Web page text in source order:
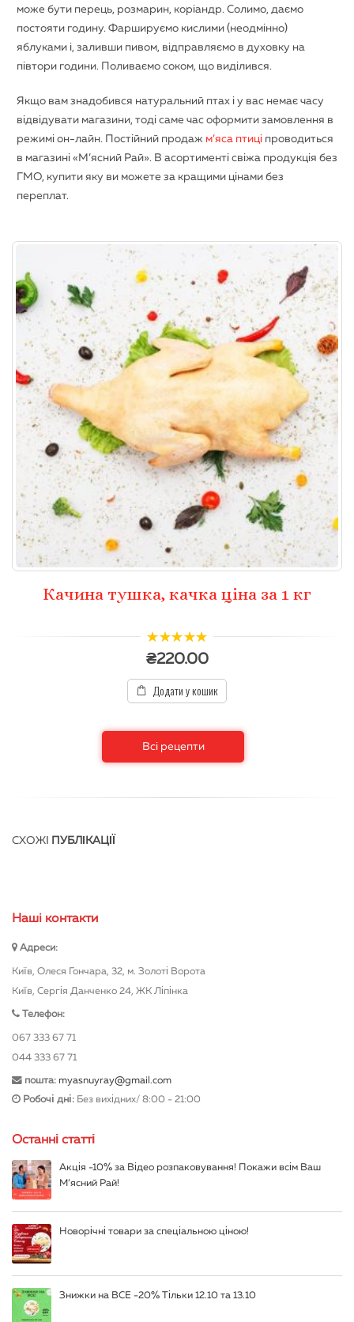
може бути перець, розмарин, коріандр. Солимо, даємо
постояти годину. Фаршируємо кислими (неодмінно)
яблуками і, заливши пивом, відправляємо в духовку на
півтори години. Поливаємо соком, що виділився.
Якщо вам знадобився натуральний птах і у вас немає часу
відвідувати магазини, тоді саме час оформити замовлення в
режимі он-лайн. Постійний продаж м’яса птиці проводиться
в магазині «М’ясний Рай». В асортименті свіжа продукція без
ГМО, купити яку ви можете за кращими цінами без
переплат.
Качина тушка, качка ціна за 1 кг
4.93з 5
₴220.00
Додати у кошик
Всі рецепти
СХОЖІ ПУБЛІКАЦІЇ
Нашi контакти
Адреси:
Київ, Олеся Гончара, 32, м. Золоті Ворота
Київ, Сергія Данченко 24, ЖК Ліпінка
Телефон:
067 333 67 71
044 333 67 71
пошта: myasnuyray@gmail.com
Робочі дні: Без вихідних/ 8:00 - 21:00
Останні статті
Акція -10% за Відео розпаковування! Покажи всім Ваш
М’ясний Рай!
Новорічні товари за спеціальною ціною!
Знижки на ВСЕ -20% Тільки 12.10 та 13.10